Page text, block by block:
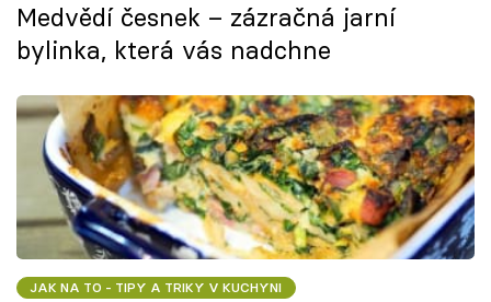
Medvědí česnek – zázračná jarní
bylinka, která vás nadchne
JAK NA TO - TIPY A TRIKY V KUCHYNI